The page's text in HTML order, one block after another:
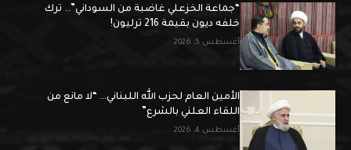
“جماعة الخزعلي غاضبة من السوداني”.. ترك
خلفه ديون بقيمة 216 ترليون!
أغسطس 5, 2026
الأمين العام لحزب الله اللبناني… “لا مانع من
اللقاء العلني بالشرع”
أغسطس 4, 2026